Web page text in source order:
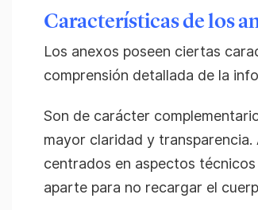
Características de los
Los anexos poseen ciertas
comprensión detallada de la
Son de carácter
mayor claridad y
centrados en aspectos
aparte para no recargar el